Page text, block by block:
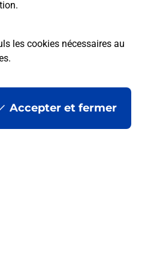
les cookies nécessaires au
.
Accepter et fermer